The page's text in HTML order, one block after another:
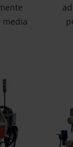
media